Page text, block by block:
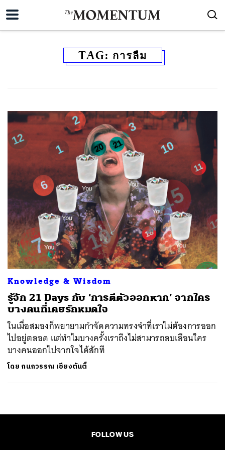
TAG: การลืม
Knowledge & Wisdom
รู้จัก 21 Days กับ ‘การตีตัวออกหาก’ จากใคร
บางคนที่เคยรักหมดใจ
ในเมื่อสมองก็พยายามกำจัดความทรงจำที่เราไม่ต้องการออก
ไปอยู่ตลอด แต่ทำไมบางครั้งเราถึงไม่สามารถลบเลือนใคร
บางคนออกไปจากใจได้สักที
โดย กนกวรรณ เชียงตันติ์
FOLLOW US
ค้นหา
SHARE TWEET LINE EMAIL